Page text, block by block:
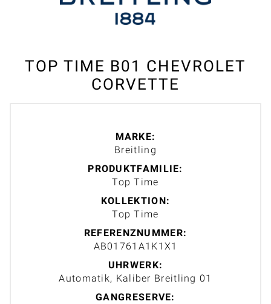
TOP TIME B01 CHEVROLET
CORVETTE
MARKE:
Breitling
PRODUKTFAMILIE:
Top Time
KOLLEKTION:
Top Time
REFERENZNUMMER:
AB01761A1K1X1
UHRWERK:
Automatik, Kaliber Breitling 01
GANGRESERVE: